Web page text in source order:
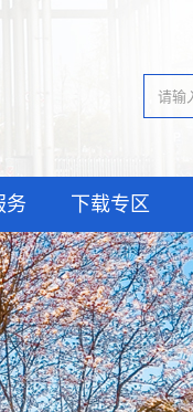
务 下载专区